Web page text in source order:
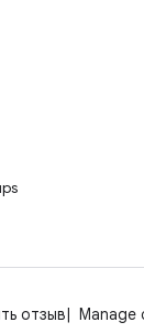
отзыв Manage